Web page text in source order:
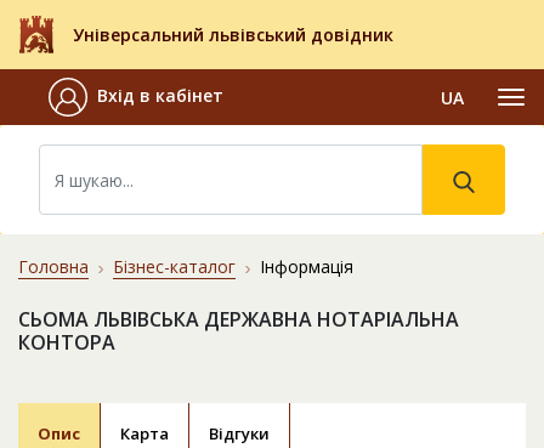
Універсальний львівський довідник
Вхід в кабінет UA
Головна Бізнес-каталог Інформація
СЬОМА ЛЬВІВСЬКА ДЕРЖАВНА НОТАРІАЛЬНА
КОНТОРА
Опис Карта Відгуки